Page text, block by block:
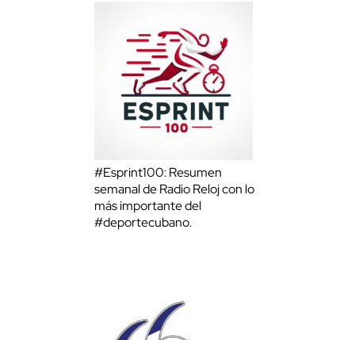
#Esprint100: Resumen
semanal de Radio Reloj con lo
más importante del
#deportecubano.